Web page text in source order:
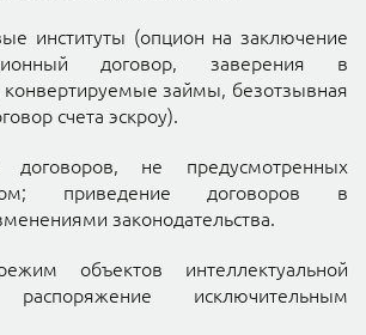
институты (опцион на заключение
договор, заверения в
конвертируемые займы, безотзывная
счета эскроу).
не предусмотренных
приведение договоров в
законодательства.
объектов интеллектуальной
распоряжение исключительным